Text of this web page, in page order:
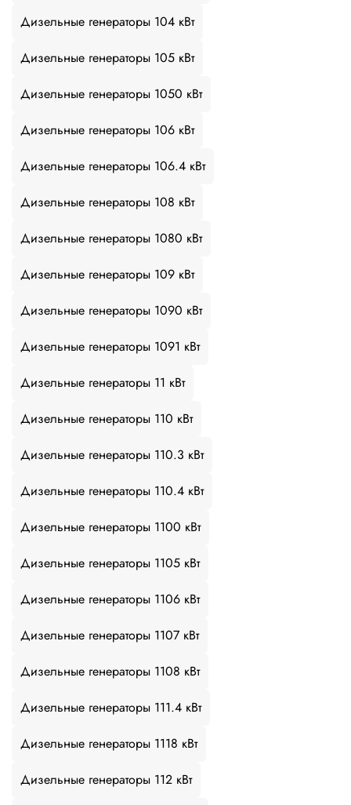
Дизельные генераторы 104 кВт
Дизельные генераторы 105 кВт
Дизельные генераторы 1050 кВт
Дизельные генераторы 106 кВт
Дизельные генераторы 106.4 кВт
Дизельные генераторы 108 кВт
Дизельные генераторы 1080 кВт
Дизельные генераторы 109 кВт
Дизельные генераторы 1090 кВт
Дизельные генераторы 1091 кВт
Дизельные генераторы 11 кВт
Дизельные генераторы 110 кВт
Дизельные генераторы 110.3 кВт
Дизельные генераторы 110.4 кВт
Дизельные генераторы 1100 кВт
Дизельные генераторы 1105 кВт
Дизельные генераторы 1106 кВт
Дизельные генераторы 1107 кВт
Дизельные генераторы 1108 кВт
Дизельные генераторы 111.4 кВт
Дизельные генераторы 1118 кВт
Дизельные генераторы 112 кВт